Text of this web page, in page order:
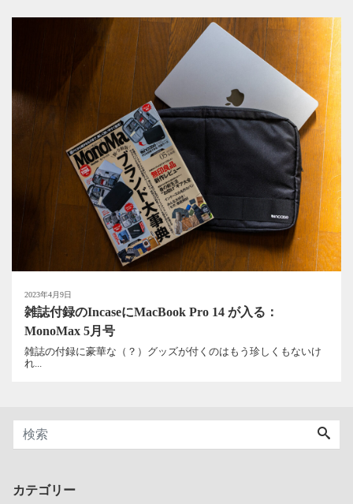
2023年4月9日
雑誌付録のIncaseにMacBook Pro 14 が入る：
MonoMax 5月号
雑誌の付録に豪華な（？）グッズが付くのはもう珍しくもないけ
れ...
カテゴリー